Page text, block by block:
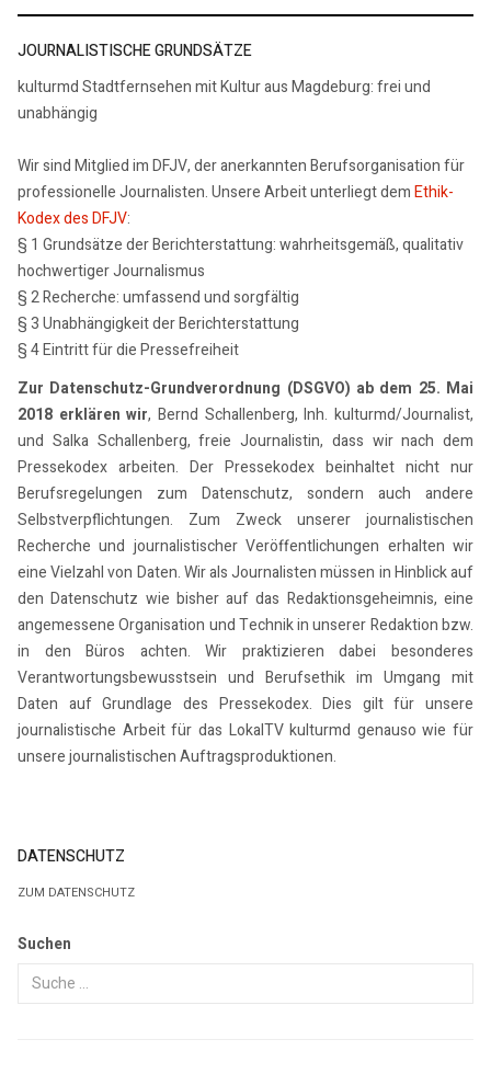
JOURNALISTISCHE GRUNDSÄTZE
kulturmd Stadtfernsehen mit Kultur aus Magdeburg: frei und
unabhängig
Wir sind Mitglied im DFJV, der anerkannten Berufsorganisation für
professionelle Journalisten. Unsere Arbeit unterliegt demEthik-
Kodex des DFJV:
§ 1 Grundsätze der Berichterstattung: wahrheitsgemäß, qualitativ
hochwertiger Journalismus
§ 2 Recherche: umfassend und sorgfältig
§ 3 Unabhängigkeit der Berichterstattung
§ 4 Eintritt für die Pressefreiheit
Zur Datenschutz-Grundverordnung (DSGVO) ab dem 25. Mai
2018 erklären wir, Bernd Schallenberg, Inh. kulturmd/Journalist,
und Salka Schallenberg, freie Journalistin, dass wir nach dem
Pressekodex arbeiten. Der Pressekodex beinhaltet nicht nur
Berufsregelungen zum Datenschutz, sondern auch andere
Selbstverpflichtungen. Zum Zweck unserer journalistischen
Recherche und journalistischer Veröffentlichungen erhalten wir
eine Vielzahl von Daten. Wir als Journalisten müssen in Hinblick auf
den Datenschutz wie bisher auf das Redaktionsgeheimnis, eine
angemessene Organisation und Technik in unserer Redaktion bzw.
in den Büros achten. Wir praktizieren dabei besonderes
Verantwortungsbewusstsein und Berufsethik im Umgang mit
Daten auf Grundlage des Pressekodex. Dies gilt für unsere
journalistische Arbeit für das LokalTV kulturmd genauso wie für
unsere journalistischen Auftragsproduktionen.
DATENSCHUTZ
ZUM DATENSCHUTZ
Suchen